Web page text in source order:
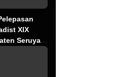
XlX
Seruyan